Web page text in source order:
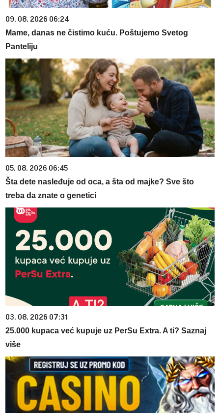
09. 08. 2026 06:24
Mame, danas ne čistimo kuću. Poštujemo Svetog
Panteliju
05. 08. 2026 06:45
Šta dete nasleđuje od oca, a šta od majke? Sve što
treba da znate o genetici
03. 08. 2026 07:31
25.000 kupaca već kupuje uz PerSu Extra. A ti? Saznaj
više